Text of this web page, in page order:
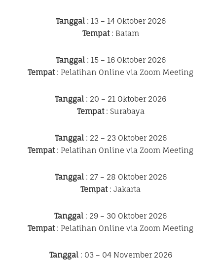
Tanggal: 13 – 14 Oktober 2026
Tempat: Batam
Tanggal: 15 – 16 Oktober 2026
Tempat: Pelatihan Online via Zoom Meeting
Tanggal : 20 – 21 Oktober 2026
Tempat: Surabaya
Tanggal: 22 – 23 Oktober 2026
Tempat: Pelatihan Online via Zoom Meeting
Tanggal: 27 – 28 Oktober 2026
Tempat: Jakarta
Tanggal : 29 – 30 Oktober 2026
Tempat: Pelatihan Online via Zoom Meeting
Tanggal: 03 – 04 November 2026